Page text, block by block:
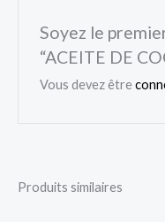
Soyez le
“ACEITE DE
Vous devez être
Produits similaires